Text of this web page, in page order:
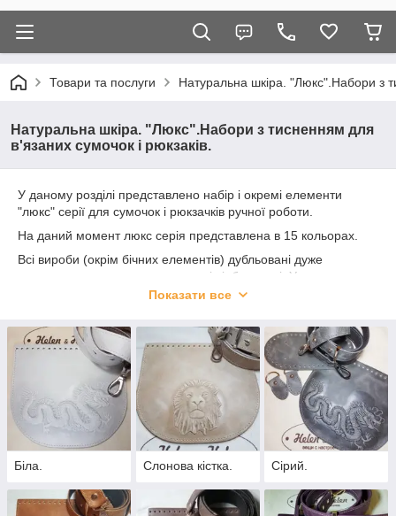
Товари та послуги Натуральна шкіра. "Люкс".Набори з
Натуральна шкіра. "Люкс".Набори з тисненням для
в'язаних сумочок і рюкзаків.
У даному розділі представлено набір і окремі елементи
"люкс" серії для сумочок і рюкзачків ручної роботи.
На даний момент люкс серія представлена в 15 кольорах.
Всі вироби (окрім бічних елементів) дубльовані дуже
приємною на дотик еко-замшею і відбудовані. У клапанах
встановлено хороша магнітна кнопка. Зворотній бік Зазвичай
внутрішню частину ремня або лямок для рюкзака. Фурнітура
на ремені і пришитих елементах встановлена плоска
преміум класу.
Розмір клапана для крос боді 20 х18 см
Розмір вузького клапана 7 x 22 см
Розмір клапана для рюкзака 17,5 х 23 см
Розмір клапана з хлястиками 20 х 25 см
Ламки для рюкзака 2 х 80
Показати все
Біла. Слонова кістка. Сірий.